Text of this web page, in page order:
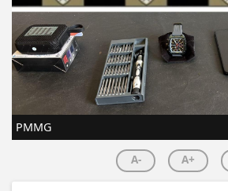
PMMG
A- A+